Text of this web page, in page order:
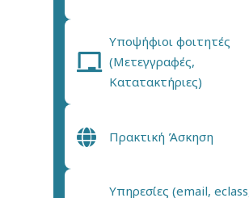
Υποψήφιοι φοιτητές
(Μετεγγραφές,
Κατατακτήριες)
Πρακτική Άσκηση
Υπηρεσίες (email,